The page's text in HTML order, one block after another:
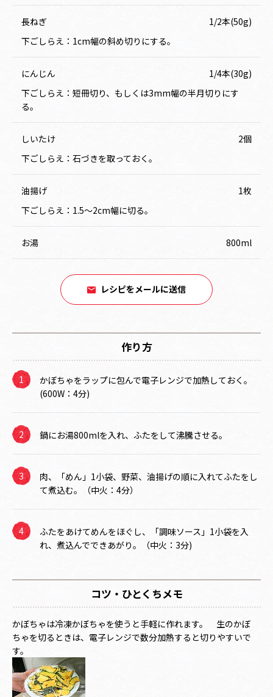
長ねぎ
1/2本(50g)
下ごしらえ：1cm幅の斜め切りにする。
にんじん
1/4本(30g)
下ごしらえ：短冊切り、もしくは3mm幅の半月切りにす
る。
しいたけ
2個
下ごしらえ：石づきを取っておく。
油揚げ
1枚
下ごしらえ：1.5～2cm幅に切る。
お湯 800ml
レシピをメールに送信
作り方
かぼちゃをラップに包んで電子レンジで加熱しておく。
(600W：4分)
鍋にお湯800mlを入れ、ふたをして沸騰させる。
肉、「めん」1小袋、野菜、油揚げの順に入れてふたをし
て煮込む。（中火：4分）
ふたをあけてめんをほぐし、「調味ソース」1小袋を入
れ、煮込んでできあがり。（中火：3分)
コツ・ひとくちメモ
かぼちゃは冷凍かぼちゃを使うと手軽に作れます。 生のかぼ
ちゃを切るときは、電子レンジで数分加熱すると切りやすいで
す。